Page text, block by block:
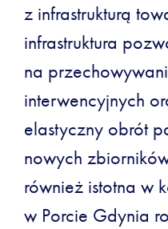
z infrastrukturą
infrastruktura
na
interwencyjnych
elastyczny obrót
nowych
również istotna w
w Porcie Gdynia